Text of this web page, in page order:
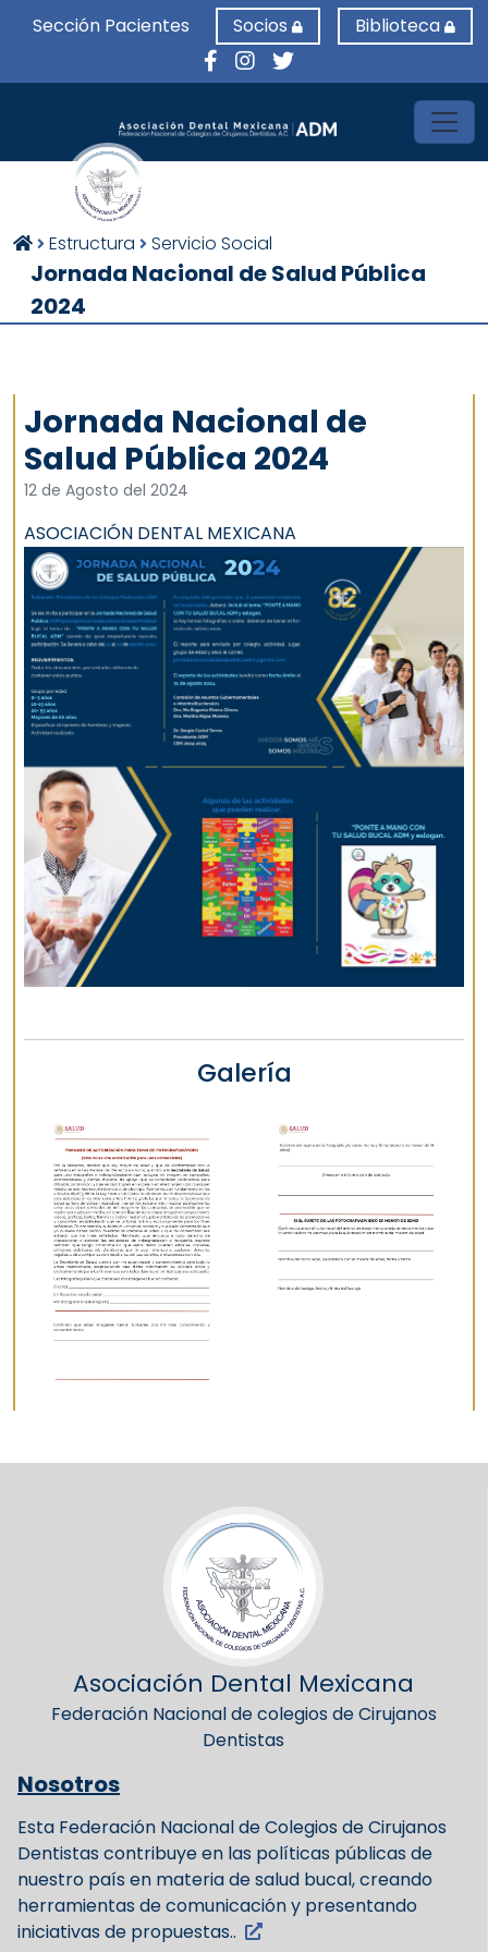
Sección Pacientes Socios Biblioteca
Estructura Servicio Social
Jornada Nacional de Salud Pública
2024
Jornada Nacional de
Salud Pública 2024
12 de Agosto del 2024
ASOCIACIÓN DENTAL MEXICANA
Galería
Asociación Dental Mexicana
Federación Nacional de colegios de Cirujanos
Dentistas
Nosotros
Esta Federación Nacional de Colegios de Cirujanos
Dentistas contribuye en las políticas públicas de
nuestro país en materia de salud bucal, creando
herramientas de comunicación y presentando
iniciativas de propuestas..